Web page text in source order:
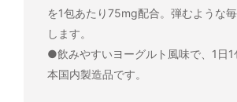
を1包あたり75mg配合。弾むような
します。
●飲みやすいヨーグルト風味で、1日1
本国内製造品です。